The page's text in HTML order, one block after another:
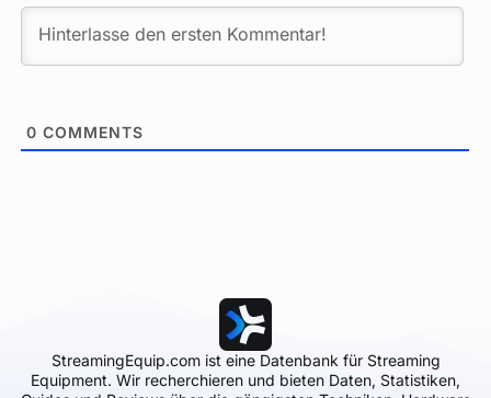
0 COMMENTS
StreamingEquip.com ist eine Datenbank für Streaming
Equipment. Wir recherchieren und bieten Daten, Statistiken,